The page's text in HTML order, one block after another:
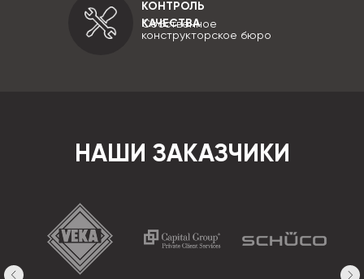
КОНТРОЛЬ
КАЧЕСТВА
Собственное
конструкторское бюро
НАШИ ЗАКАЗЧИКИ